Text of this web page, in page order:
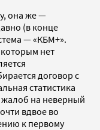
она же —
(в конце
— «КБМ+».
нет
договор с
статистика
жалоб на неверный
вдвое во
к первому